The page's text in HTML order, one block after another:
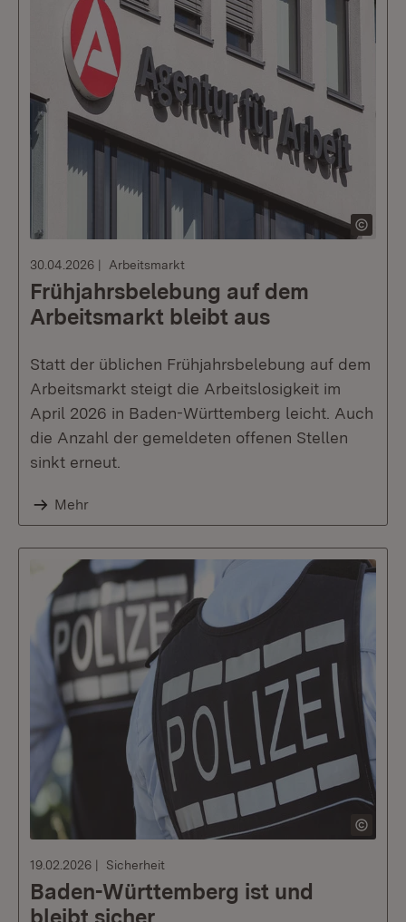
30.04.2026 Arbeitsmarkt
Frühjahrsbelebung auf dem
Arbeitsmarkt bleibt aus
Statt der üblichen Frühjahrsbelebung auf dem
Arbeitsmarkt steigt die Arbeitslosigkeit im
April 2026 in Baden-Württemberg leicht. Auch
die Anzahl der gemeldeten offenen Stellen
sinkt erneut.
Mehr
19.02.2026 Sicherheit
Baden-Württemberg ist und